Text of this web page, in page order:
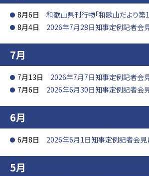
8月6日 和歌山県刊行物「和歌山だより第
8月4日 2026年7月28日知事定例記者会
7月
7月13日 2026年7月7日知事定例記者会
7月6日 2026年6月30日知事定例記者会
6月
6月8日 2026年6月1日知事定例記者会見
5月